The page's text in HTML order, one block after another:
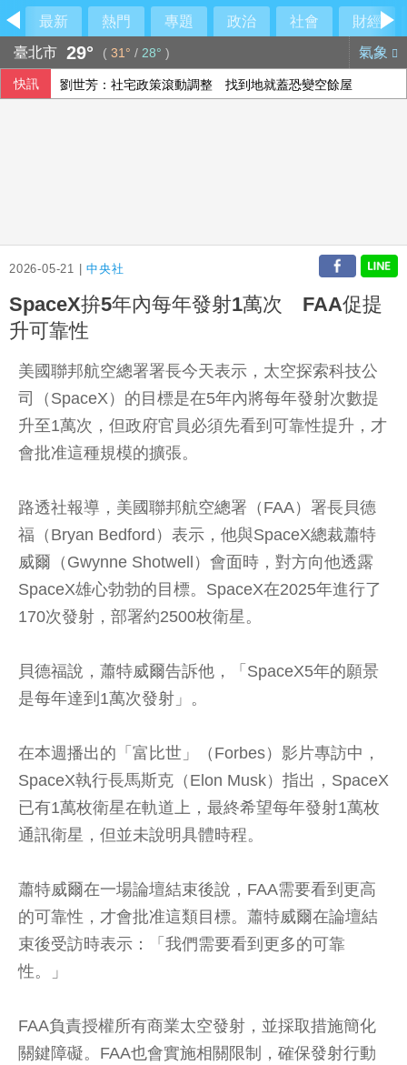
最新 熱門 專題 政治 社會
財經
臺北市 29° ( 31° / 28° ) 氣象
快訊 劉世芳：社宅政策滾動調整 找到地就蓋恐變空餘屋
2026-05-21 |中央社
SpaceX拚5年內每年發射1萬次 FAA促提
升可靠性
美國聯邦航空總署署長今天表示，太空探索科技公
司（SpaceX）的目標是在5年內將每年發射次數提
升至1萬次，但政府官員必須先看到可靠性提升，才
會批准這種規模的擴張。
路透社報導，美國聯邦航空總署（FAA）署長貝德
福（Bryan Bedford）表示，他與SpaceX總裁蕭特
威爾（Gwynne Shotwell）會面時，對方向他透露
SpaceX雄心勃勃的目標。SpaceX在2025年進行了
170次發射，部署約2500枚衛星。
貝德福說，蕭特威爾告訴他，「SpaceX5年的願景
是每年達到1萬次發射」。
在本週播出的「富比世」（Forbes）影片專訪中，
SpaceX執行長馬斯克（Elon Musk）指出，SpaceX
已有1萬枚衛星在軌道上，最終希望每年發射1萬枚
通訊衛星，但並未說明具體時程。
蕭特威爾在一場論壇結束後說，FAA需要看到更高
的可靠性，才會批准這類目標。蕭特威爾在論壇結
束後受訪時表示：「我們需要看到更多的可靠
性。」
FAA負責授權所有商業太空發射，並採取措施簡化
關鍵障礙。FAA也會實施相關限制，確保發射行動